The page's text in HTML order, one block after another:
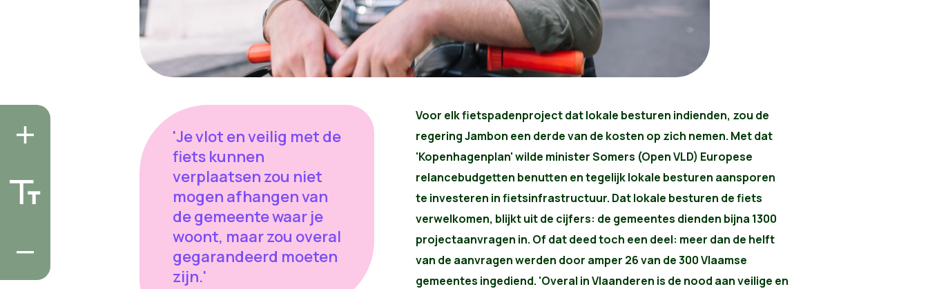
'Je vlot en veilig met de
fiets kunnen
verplaatsen zou niet
mogen afhangen van
de gemeente waar je
woont, maar zou overal
gegarandeerd moeten
zijn.'
Voor elk fietspadenproject dat lokale besturen indienden, zou de
regering Jambon een derde van de kosten op zich nemen. Met dat
'Kopenhagenplan' wilde minister Somers (Open VLD) Europese
relancebudgetten benutten en tegelijk lokale besturen aansporen
te investeren in fietsinfrastructuur. Dat lokale besturen de fiets
verwelkomen, blijkt uit de cijfers: de gemeentes dienden bijna 1300
projectaanvragen in. Of dat deed toch een deel: meer dan de helft
van de aanvragen werden door amper 26 van de 300 Vlaamse
gemeentes ingediend. 'Overal in Vlaanderen is de nood aan veilige en